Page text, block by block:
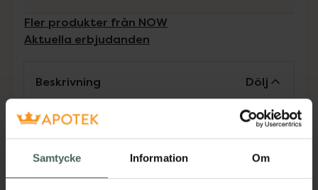
Samtycke Information Om
Fler produkter från NOW
Aktuella erbjudanden
Beskrivning Dölj
Kosttillskott bör inte ersätta en
varierad kost och en hälsosam